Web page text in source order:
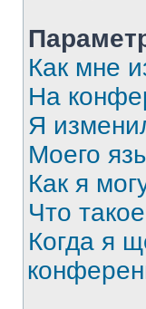
Как мне
На
Я
Моего
Как я
Что
Когда я